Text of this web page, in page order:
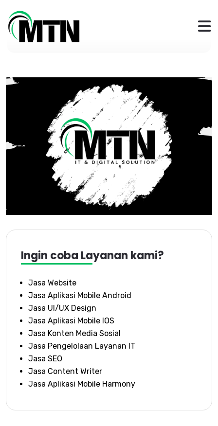
Ingin coba Layanan kami?
Jasa Website
Jasa Aplikasi Mobile Android
Jasa UI/UX Design
Jasa Aplikasi Mobile IOS
Jasa Konten Media Sosial
Jasa Pengelolaan Layanan IT
Jasa SEO
Jasa Content Writer
Jasa Aplikasi Mobile Harmony